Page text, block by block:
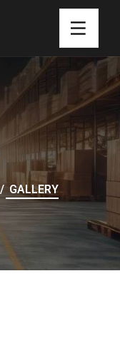
GALLERY